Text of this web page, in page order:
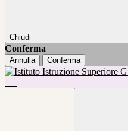
Chiudi
Conferma
Annulla Conferma